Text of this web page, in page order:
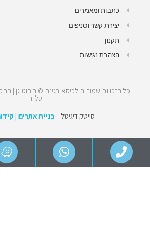
כתבות ומאמרים
יצירת קשר וסניפים
תקנון
הצהרת נגישות
כל הזכויות שמורות לכיסא בגינה © ריהוט גן |
טל"ח
סייטק דיגיטל –בניית אתרים |